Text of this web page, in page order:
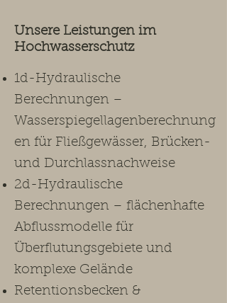
Unsere Leistungen im
Hochwasserschutz ​
1d-Hydraulische
Berechnungen –
Wasserspiegellagenberechnung
en für Fließgewässer, Brücken-
und Durchlassnachweise
2d-Hydraulische
Berechnungen – flächenhafte
Abflussmodelle für
Überflutungsgebiete und
komplexe Gelände
Retentionsbecken &